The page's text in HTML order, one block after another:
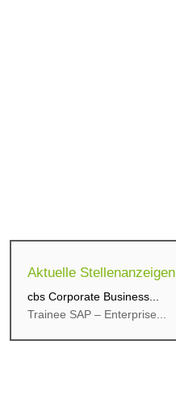
Aktuelle Stellenanzeigen
cbs Corporate Business...
Trainee SAP – Enterprise...
cbs Corporate Business...
Trainee SAP – IT &...